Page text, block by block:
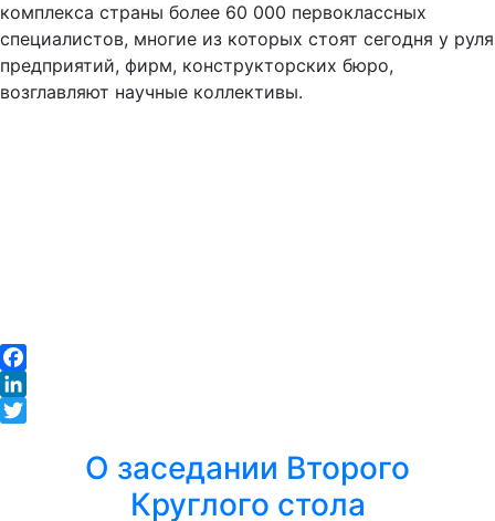
комплекса страны более 60 000 первоклассных
специалистов, многие из которых стоят сегодня у руля
предприятий, фирм, конструкторских бюро,
возглавляют научные коллективы.
Facebook
LinkedIn
О заседании Второго
Круглого стола